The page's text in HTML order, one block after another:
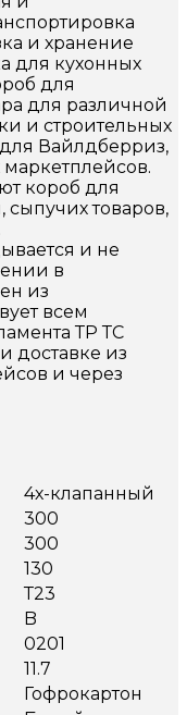
и хранение
для кухонных
для
для различной
и строительных
Вайлдберриз,
короб для
сыпучих товаров,
и не
в
из
всем
ТР ТС
доставке из
и через
4х-клапанный
300
300
130
Т23
B
0201
11.7
Гофрокартон